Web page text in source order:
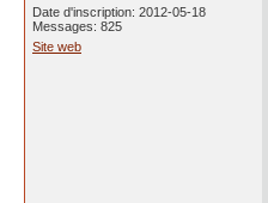
Date d'inscription: 2012-05-18
Messages: 825
Site web